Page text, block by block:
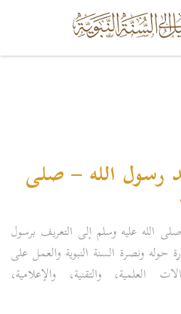
رسول الله – صلى
الله عليه وسلم إلى التعريف برسول
حوله ونصرة السنة النبوية والعمل على
العلمية، والتقنية، والإعلامية،